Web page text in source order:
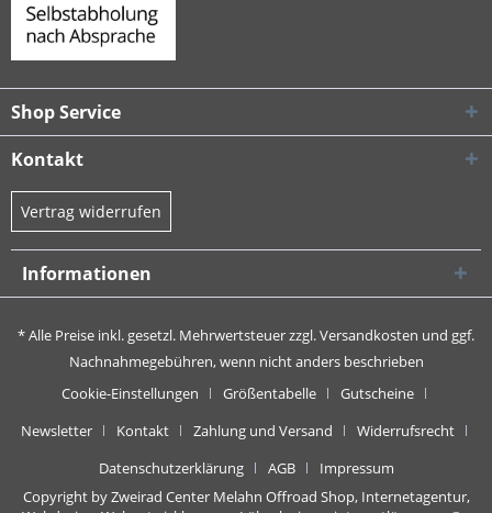
Shop Service
Kontakt
Vertrag widerrufen
Informationen
* Alle Preise inkl. gesetzl. Mehrwertsteuer zzgl.Versandkosten und ggf.
Nachnahmegebühren, wenn nicht anders beschrieben
Cookie-Einstellungen
Größentabelle
Gutscheine
Newsletter
Kontakt Zahlung und Versand
Widerrufsrecht
Datenschutzerklärung
AGB
Impressum
Copyright by Zweirad Center Melahn Offroad Shop, Internetagentur,